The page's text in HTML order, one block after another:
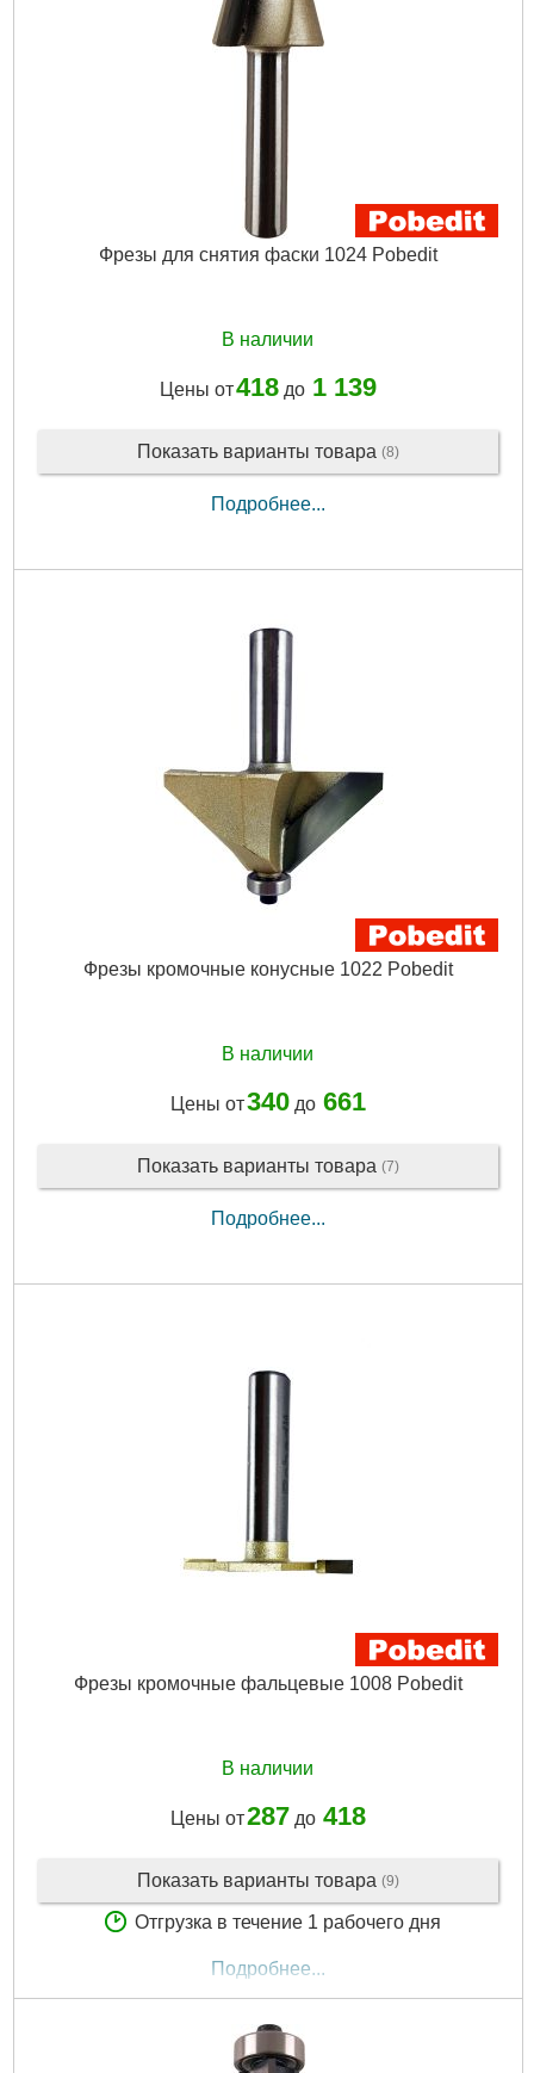
Фрезы для снятия фаски 1024 Pobedit
В наличии
Цены от418до 1 139
Показать варианты товара (8)
Подробнее...
Фрезы кромочные конусные 1022 Pobedit
В наличии
Цены от340до 661
Показать варианты товара (7)
Подробнее...
Фрезы кромочные фальцевые 1008 Pobedit
В наличии
Цены от287 до 418
Показать варианты товара (9)
Отгрузка в течение 1 рабочего дня
Подробнее...